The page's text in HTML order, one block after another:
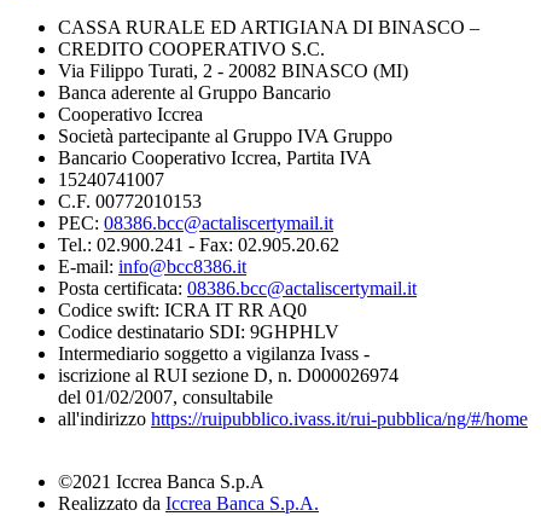
CASSA RURALE ED ARTIGIANA DI BINASCO –
CREDITO COOPERATIVO S.C.
Via Filippo Turati, 2 - 20082 BINASCO (MI)
Banca aderente al Gruppo Bancario
Cooperativo Iccrea
Società partecipante al Gruppo IVA Gruppo
Bancario Cooperativo Iccrea, Partita IVA
15240741007
C.F. 00772010153
PEC: 08386.bcc@actaliscertymail.it
Tel.: 02.900.241 - Fax: 02.905.20.62
E-mail: info@bcc8386.it
Posta certificata: 08386.bcc@actaliscertymail.it
Codice swift: ICRA IT RR AQ0
Codice destinatario SDI: 9GHPHLV
Intermediario soggetto a vigilanza Ivass -
iscrizione al RUI sezione D, n. D000026974
del 01/02/2007, consultabile
all'indirizzo https://ruipubblico.ivass.it/rui-pubblica/ng/#/home
©2021 Iccrea Banca S.p.A
Realizzato da Iccrea Banca S.p.A.